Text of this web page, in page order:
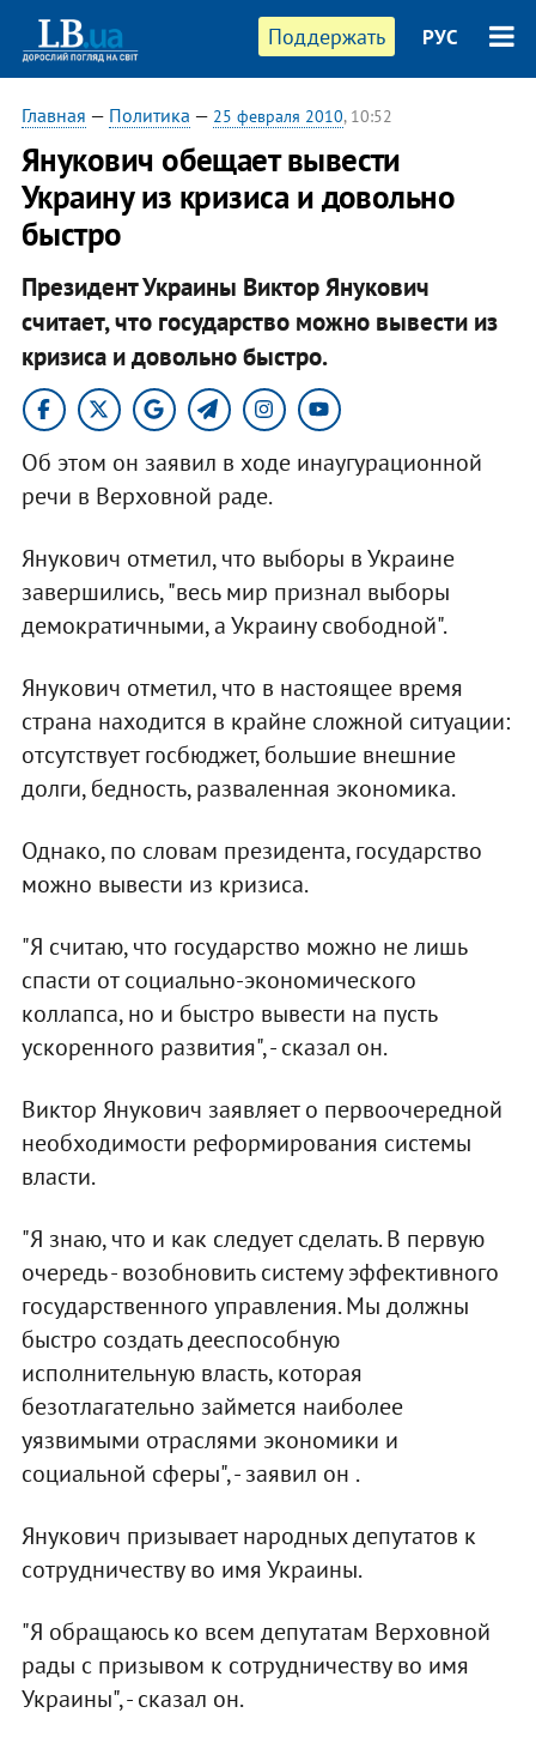
Поддержать РУС
Главная — Политика — 25 февраля 2010, 10:52
Янукович обещает вывести
Украину из кризиса и довольно
быстро
Президент Украины Виктор Янукович
считает, что государство можно вывести из
кризиса и довольно быстро.
Об этом он заявил в ходе инаугурационной
речи в Верховной раде.
Янукович отметил, что выборы в Украине
завершились, "весь мир признал выборы
демократичными, а Украину свободной".
Янукович отметил, что в настоящее время
страна находится в крайне сложной ситуации:
отсутствует госбюджет, большие внешние
долги, бедность, разваленная экономика.
Однако, по словам президента, государство
можно вывести из кризиса.
"Я считаю, что государство можно не лишь
спасти от социально-экономического
коллапса, но и быстро вывести на пусть
ускоренного развития", - сказал он.
Виктор Янукович заявляет о первоочередной
необходимости реформирования системы
власти.
"Я знаю, что и как следует сделать. В первую
очередь - возобновить систему эффективного
государственного управления. Мы должны
быстро создать дееспособную
исполнительную власть, которая
безотлагательно займется наиболее
уязвимыми отраслями экономики и
социальной сферы", - заявил он .
Янукович призывает народных депутатов к
сотрудничеству во имя Украины.
"Я обращаюсь ко всем депутатам Верховной
рады с призывом к сотрудничеству во имя
Украины", - сказал он.